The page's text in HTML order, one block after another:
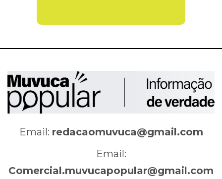
Email: redacaomuvuca@gmail.com
Email:
Comercial.muvucapopular@gmail.com